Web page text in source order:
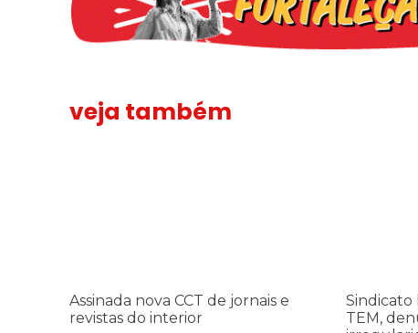
veja também
Assinada nova CCT de jornais e
revistas do interior
Sindicato
TEM,